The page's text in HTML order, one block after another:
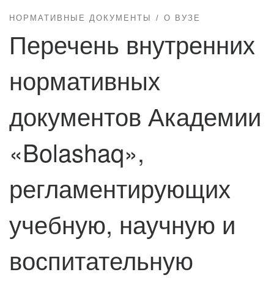
НОРМАТИВНЫЕ ДОКУМЕНТЫ О ВУЗЕ
Перечень внутренних
нормативных
документов Академии
«Bolashaq»,
регламентирующих
учебную, научную и
воспитательную